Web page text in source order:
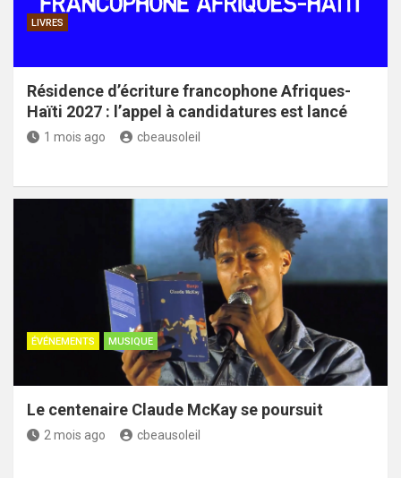
LIVRES
Résidence d’écriture francophone Afriques-
Haïti 2027 : l’appel à candidatures est lancé
1 mois ago cbeausoleil
ÉVÉNEMENTS MUSIQUE
Le centenaire Claude McKay se poursuit
2 mois ago cbeausoleil